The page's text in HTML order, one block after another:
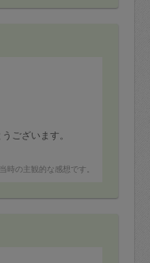
頂けると嬉しいで
ございます。
時の主観的な感想です。